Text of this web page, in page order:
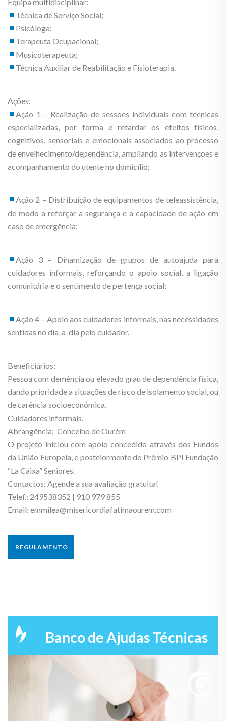
Técnica de Serviço Social;
Psicóloga;
Terapeuta Ocupacional;
Musicoterapeuta;
Técnica Auxiliar de Reabilitação e Fisioterapia.
Ações:
Ação 1 – Realização de sessões individuais com técnicas
especializadas, por forma e retardar os efeitos físicos,
cognitivos, sensoriais e emocionais associados ao processo
de envelhecimento/dependência, ampliando as intervenções e
acompanhamento do utente no domicílio;
Ação 2 – Distribuição de equipamentos de teleassistência,
de modo a reforçar a segurança e a capacidade de ação em
caso de emergência;
Ação 3 – Dinamização de grupos de autoajuda para
cuidadores informais, reforçando o apoio social, a ligação
comunitária e o sentimento de pertença social;
Ação 4 – Apoio aos cuidadores informais, nas necessidades
sentidas no dia-a-dia pelo cuidador.
Beneficiários:
Pessoa com demência ou elevado grau de dependência física,
dando prioridade a situações de risco de isolamento social, ou
de carência socioeconómica.
Cuidadores informais.
Abrangência: Concelho de Ourém
O projeto iniciou com apoio concedido através dos Fundos
da União Europeia, e posteiormente do Prémio BPI Fundação
“La Caixa” Seniores.
Contactos: Agende a sua avaliação gratuita!
Telef.: 249538352 | 910 979 855
Email: emmilea@misericordiafatimaourem.com
REGULAMENTO
Banco de Ajudas Técnicas